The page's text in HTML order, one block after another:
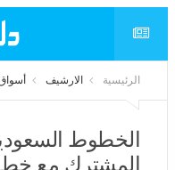
الرئيسية الارشيف أسواق
الخطوط
المشترك مع